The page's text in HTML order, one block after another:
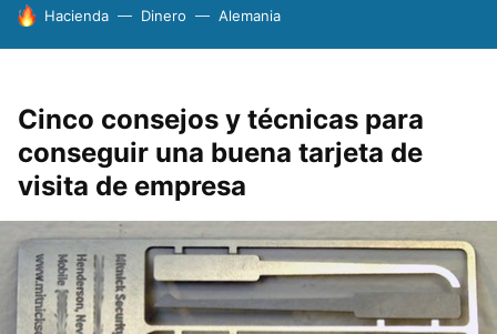
HOY SE HABLA DE
Hacienda Dinero Alemania
Cinco consejos y técnicas para
conseguir una buena tarjeta de
visita de empresa